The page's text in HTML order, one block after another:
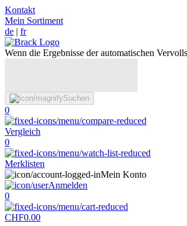
Kontakt
Mein Sortiment
de | fr
Wenn die Ergebnisse der automatischen
Suchen
0
Vergleich
0
Merklisten
Mein Konto
Anmelden
0
CHF0.00